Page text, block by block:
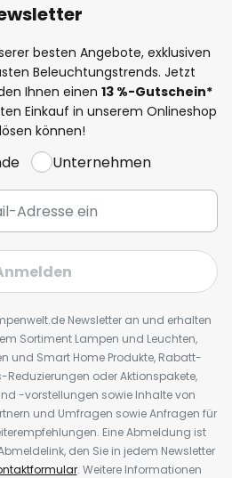
besten Angebote, exklusiven
Beleuchtungstrends. Jetzt
Ihnen einen 13 %-Gutschein*
Einkauf in unserem Onlineshop
können!
Unternehmen
Newsletter an und erhalten
Sortiment Lampen und Leuchten,
und Smart Home Produkte, Rabatt-
Reduzierungen oder Aktionspakete,
-vorstellungen sowie Inhalte von
und Umfragen sowie Anfragen für
Eine Abmeldung ist
den Sie in jedem Newsletter
. Weitere Informationen